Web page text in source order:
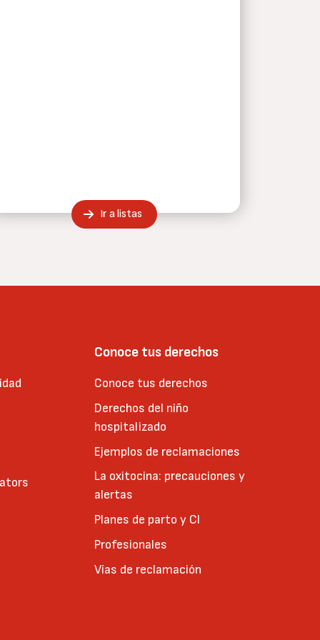
Ir a listas
Conoce tus derechos
Conoce tus derechos
Derechos del niño
hospitalizado
Ejemplos de reclamaciones
La oxitocina: precauciones y
alertas
Planes de parto y CI
Profesionales
Vías de reclamación